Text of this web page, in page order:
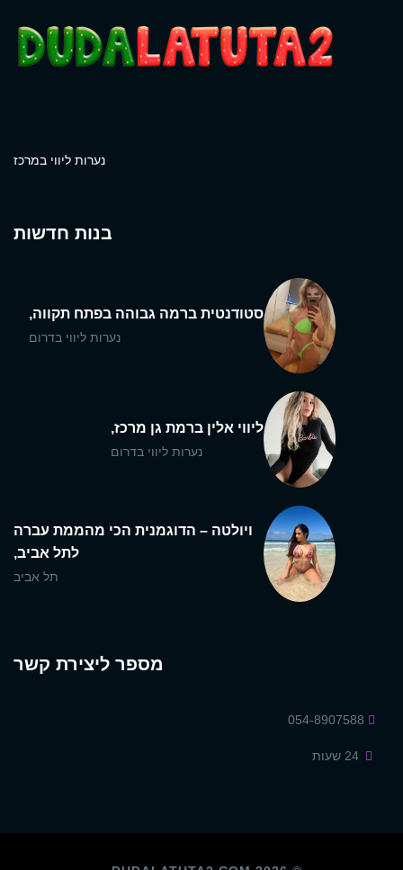
נערות ליווי במרכז
בנות חדשות
סטודנטית ברמה גבוהה בפתח תקווה,
נערות ליווי בדרום
ליווי אלין ברמת גן מרכז,
נערות ליווי בדרום
ויולטה – הדוגמנית הכי מהממת עברה
לתל אביב,
תל אביב
מספר ליצירת קשר
054-8907588
24 שעות